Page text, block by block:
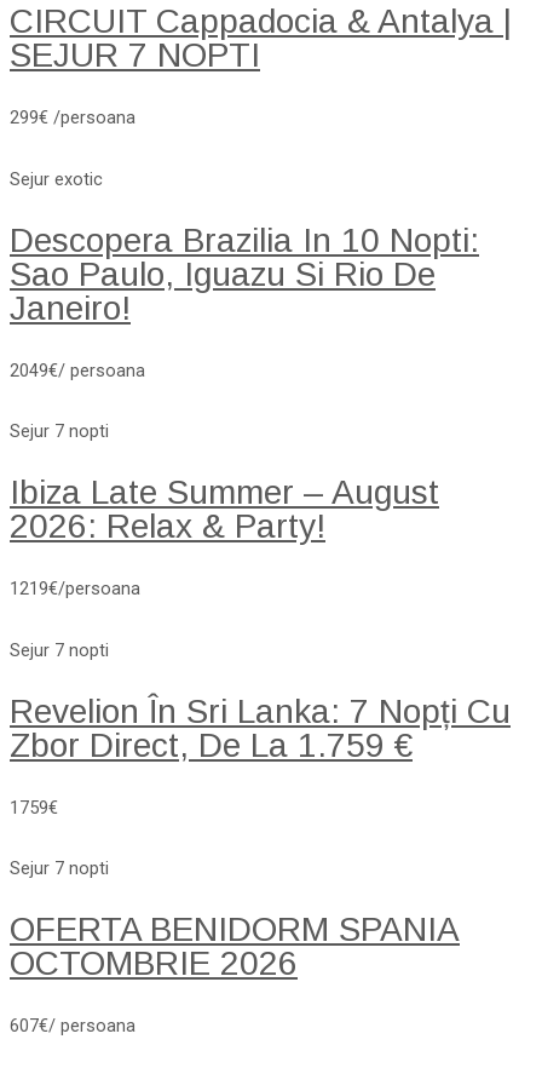
CIRCUIT Cappadocia & Antalya |
SEJUR 7 NOPTI
299€ /persoana
Sejur exotic
Descopera Brazilia In 10 Nopti:
Sao Paulo, Iguazu Si Rio De
Janeiro!
2049€/ persoana
Sejur 7 nopti
Ibiza Late Summer – August
2026: Relax & Party!
1219€/persoana
Sejur 7 nopti
Revelion În Sri Lanka: 7 Nopți Cu
Zbor Direct, De La 1.759 €
1759€
Sejur 7 nopti
OFERTA BENIDORM SPANIA
OCTOMBRIE 2026
607€/ persoana